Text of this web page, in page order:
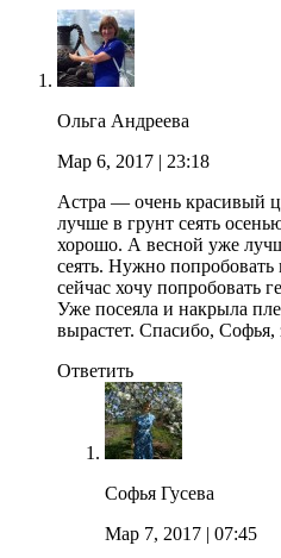
Ольга Андреева
Мар 6, 2017 | 23:18
Астра — очень красивый
лучше в грунт сеять
хорошо. А весной уже
сеять. Нужно попробовать
сейчас хочу попробовать
Уже посеяла и накрыла
вырастет. Спасибо, Софья,
Ответить
Софья Гусева
Мар 7, 2017 | 07:45